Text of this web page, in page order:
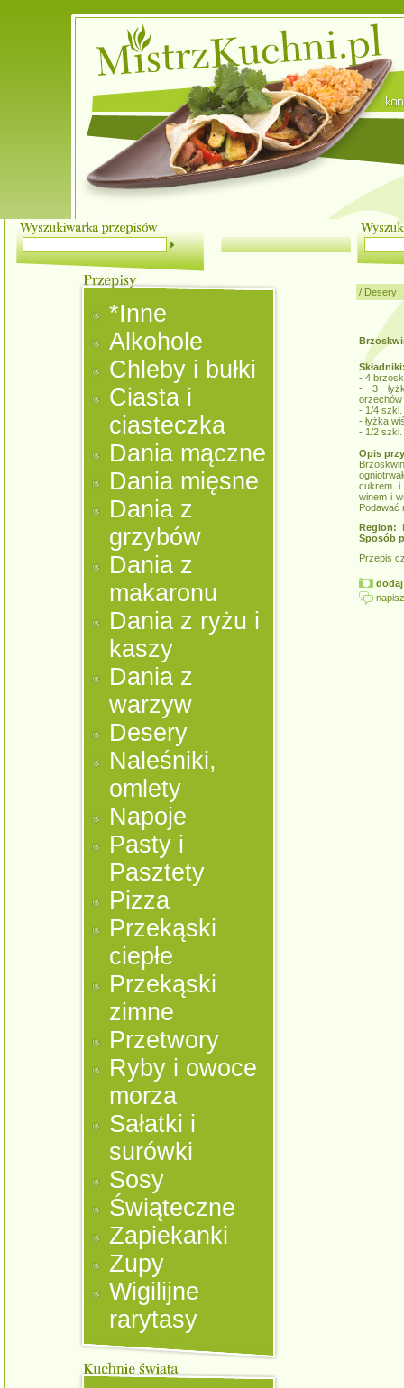
*Inne
Alkohole
Chleby i bułki
Ciasta i
ciasteczka
Dania mączne
Dania mięsne
Dania z
grzybów
Dania z
makaronu
Dania z ryżu i
kaszy
Dania z
warzyw
Desery
Naleśniki,
omlety
Napoje
Pasty i
Pasztety
Pizza
Przekąski
ciepłe
Przekąski
zimne
Przetwory
Ryby i owoce
morza
Sałatki i
surówki
Sosy
Świąteczne
Zapiekanki
Zupy
Wigilijne
rarytasy
/ Desery
- 4
- 3
orzechów
- 1/4
- łyżka
- 1/2 szkl.
Opis
cukrem i
winem i
Podawać
Region:
Sposób
Przepis